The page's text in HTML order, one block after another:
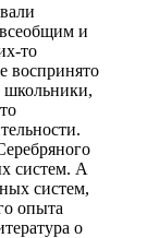
и
то
воспринято
школьники,
систем. А
систем,
опыта
о